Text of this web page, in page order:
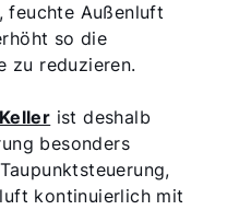
feuchte Außenluft
so die
zu reduzieren.
ist deshalb
besonders
kontinuierlich mit